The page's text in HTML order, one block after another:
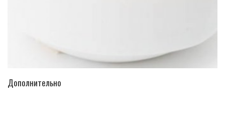
Дополнительно